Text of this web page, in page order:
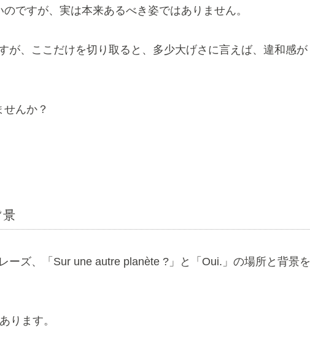
ですが、実は本来あるべき姿ではありません。
が、ここだけを切り取ると、多少大げさに言えば、違和感が
んか？
ーズ、「Sur une autre planète ?」と「Oui.」の場所と背景を
ります。